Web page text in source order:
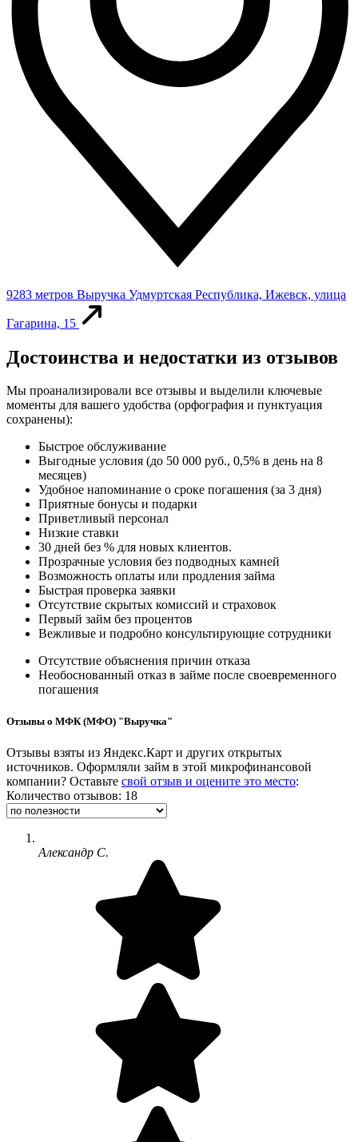
9283 метров Выручка Удмуртская Республика, Ижевск, улица
Гагарина, 15
Достоинства и недостатки из отзывов
Мы проанализировали все отзывы и выделили ключевые
моменты для вашего удобства (орфография и пунктуация
сохранены):
Быстрое обслуживание
Выгодные условия (до 50 000 руб., 0,5% в день на 8
месяцев)
Удобное напоминание о сроке погашения (за 3 дня)
Приятные бонусы и подарки
Приветливый персонал
Низкие ставки
30 дней без % для новых клиентов.
Прозрачные условия без подводных камней
Возможность оплаты или продления займа
Быстрая проверка заявки
Отсутствие скрытых комиссий и страховок
Первый займ без процентов
Вежливые и подробно консультирующие сотрудники
Отсутствие объяснения причин отказа
Необоснованный отказ в займе после своевременного
погашения
Отзывы о МФК (МФО) "Выручка"
Отзывы взяты из Яндекс.Карт и других открытых
источников. Оформляли займ в этой микрофинансовой
компании? Оставьте свой отзыв и оцените это место:
Количество отзывов: 18
Александр С.